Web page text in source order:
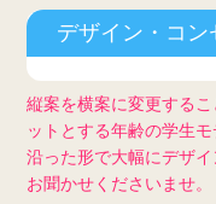
デザイン・コン
縦案を横案に変更する
ットとする年齢の学生
沿った形で大幅にデザ
お聞かせくださいませ。